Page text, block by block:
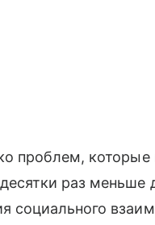
проблем, которые
раз меньше
социального